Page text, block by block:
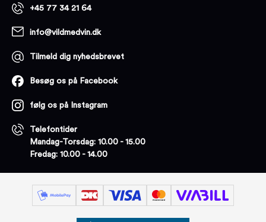
+45 77 34 21 64
info@vildmedvin.dk
Tilmeld dig nyhedsbrevet
Besøg os på Facebook
følg os på Instagram
Telefontider
Mandag-Torsdag: 10.00 - 15.00
Fredag: 10.00 - 14.00